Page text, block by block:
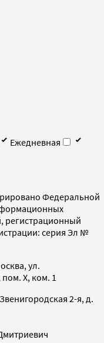
Ежедневная
Федеральной
регистрационный
серия Эл №
ул.
X, ком. 1
2-я, д.